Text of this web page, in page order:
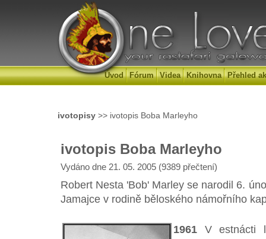
Úvod Fórum Videa Knihovna Přehled
ivotopisy >> ivotopis Boba Marleyho
ivotopis Boba Marleyho
Vydáno dne 21. 05. 2005 (9389 přečtení)
Robert Nesta 'Bob' Marley se narodil 6.
Jamajce v rodině běloského námořního
1961 V estnácti